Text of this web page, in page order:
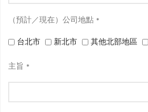
（預計／現在）公司地點 *
台北市 新北市 其他北部地區
主旨 *